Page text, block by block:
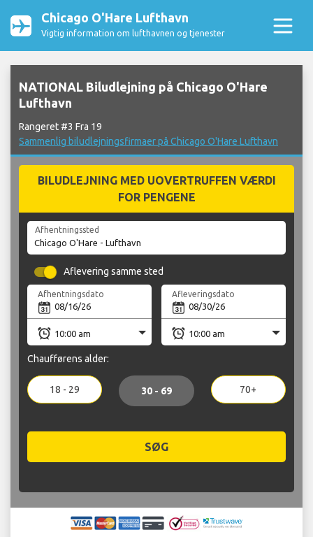
Chicago O'Hare Lufthavn
Vigtig information om lufthavnen og tjenester
NATIONAL Biludlejning på Chicago O'Hare
Lufthavn
Rangeret #3 Fra 19
Sammenlig biludlejningsfirmaer på Chicago O'Hare Lufthavn
BILUDLEJNING MED UOVERTRUFFEN VÆRDI
FOR PENGENE
Afhentningssted
Aflevering samme sted
Afhentningsdato Afleveringsdato
Chaufførens alder:
18 - 29 30 - 69 70+
SØG